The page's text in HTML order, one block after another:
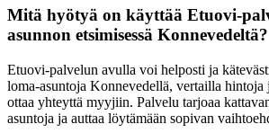
Mitä hyötyä on käyttää Etuovi-
asunnon etsimisessä Konnevedeltä?
Etuovi-palvelun avulla voi helposti ja
loma-asuntoja Konnevedellä, vertailla hintoja
ottaa yhteyttä myyjiin. Palvelu tarjoaa
asuntoja ja auttaa löytämään sopivan